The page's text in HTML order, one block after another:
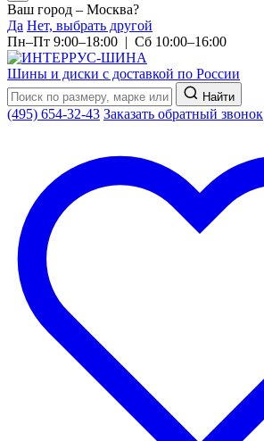
Ваш город – Москва?
Да Нет, выбрать другой
Пн–Пт 9:00–18:00 | Сб 10:00–16:00
Шины и диски с доставкой по России
Найти
(495) 654-32-43 Заказать обратный звонок